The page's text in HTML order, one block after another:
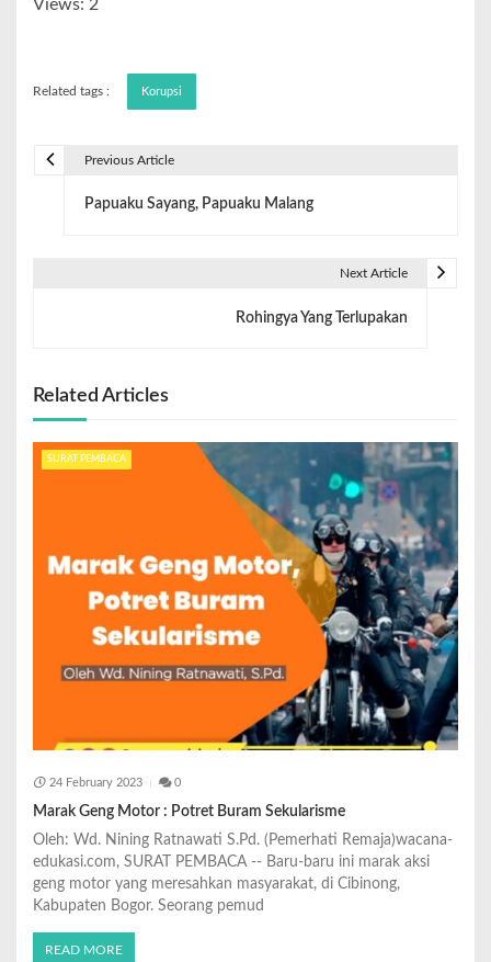
Views: 2
Related tags : Korupsi
Previous Article
Papuaku Sayang, Papuaku Malang
Next Article
Rohingya Yang Terlupakan
Related Articles
SURAT PEMBACA
24 February 2023 0
Marak Geng Motor : Potret Buram Sekularisme
Oleh: Wd. Nining Ratnawati S.Pd. (Pemerhati Remaja)wacana-
edukasi.com, SURAT PEMBACA -- Baru-baru ini marak aksi
geng motor yang meresahkan masyarakat, di Cibinong,
Kabupaten Bogor. Seorang pemud
READ MORE